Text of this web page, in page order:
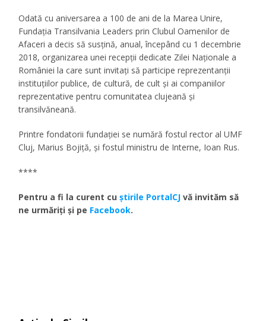
Odată cu aniversarea a 100 de ani de la Marea Unire,
Fundația Transilvania Leaders prin Clubul Oamenilor de
Afaceri a decis să susțină, anual, începând cu 1 decembrie
2018, organizarea unei recepții dedicate Zilei Naționale a
României la care sunt invitați să participe reprezentanții
instituțiilor publice, de cultură, de cult și ai companiilor
reprezentative pentru comunitatea clujeană și
transilvăneană.
Printre fondatorii fundației se numără fostul rector al UMF
Cluj, Marius Bojiță, și fostul ministru de Interne, Ioan Rus.
****
Pentru a fi la curent cuştirile PortalCJ vă invităm să
ne urmăriţi şi pe Facebook.